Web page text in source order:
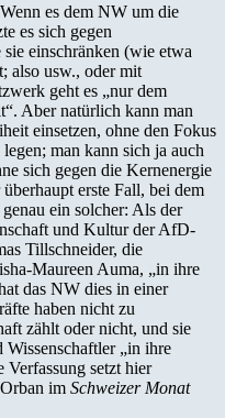
es dem NW um die
es sich gegen
einschränken (wie etwa
also usw., oder mit
geht es „nur dem
Aber natürlich kann man
einsetzen, ohne den Fokus
man kann sich ja auch
sich gegen die Kernenergie
erste Fall, bei dem
ein solcher: Als der
und Kultur der AfD-
Tillschneider, die
Maureen Auma, „in ihre
das NW dies in einer
haben nicht zu
zählt oder nicht, und sie
Wissenschaftler „in ihre
Verfassung setzt hier
im Schweizer Monat